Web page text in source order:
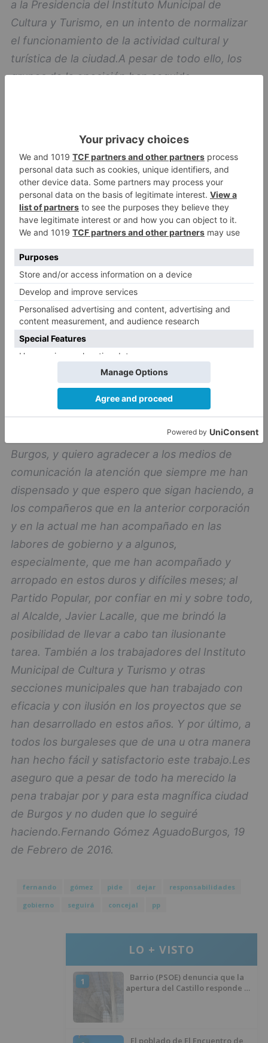
a la Presidencia del Instituto Municipal de
Cultura y Turismo, en un intento de normalizar
el funcionamiento de la actividad cultural y
turística de la ciudad.A pesar de todo ello, los
grupos de la oposición han seguido
de ellos y he sufrido el desprecio más
absoluto.Ante estos hechos y en aras de no
perjudicar la magnífica labor que en situación
tan difícil están desarrollando los concejales del
Grupo Popular, con su Alcalde a la cabeza,he
solicitado al Alcalde mi relevo de todas las
responsabilidades de Gobierno que hasta
ahora ostentaba. De esta manera espero poder
restituir en lo posible el honor y la dignidad que
injustamente se me han arrebatado y además
seguiré trabajando por esta ciudad, algo que
realmente merece la pena y todos los desvelos.
he solicitado al Alcalde mi relevo de todas las
responsabilidades de Gobierno que hasta
ahora ostentaba.Ha sido para mi un auténtico
lujo poder estar al frente de la actividad cultural
y turística tan fundamental en la ciudad de
Burgos, y quiero agradecer a los medios de
comunicación la atención que siempre me han
dispensado y que espero que sigan haciendo, a
los compañeros que en la anterior corporación
y en la actual me han acompañado en las
labores de gobierno y a algunos,
especialmente, que me han acompañado y
arropado en estos duros y difíciles meses; al
Partido Popular, por confiar en mi y sobre todo,
al Alcalde, Javier Lacalle, que me brindó la
posibilidad de llevar a cabo tan ilusionante
tarea. También a los trabajadores del Instituto
Municipal de Cultura y Turismo y otras
secciones municipales que han trabajado con
eficacia y con ilusión en los proyectos que se
han desarrollado en estos años. Y por último, a
todos los burgaleses que de una u otra manera
han hecho fácil y satisfactorio este trabajo.Les
aseguro que a pesar de todo ha merecido la
pena trabajar por y para esta magnífica ciudad
de Burgos y no duden que lo seguiré
haciendo.Fernando Gómez AguadoBurgos, 19
de Febrero de 2016.
fernando gómez pide dejar
responsabilidades
gobierno
seguirá concejal pp
LO + VISTO
1
Barrio (PSOE) denuncia que la
apertura del Castillo responde a
El poblado de El Encuentro de